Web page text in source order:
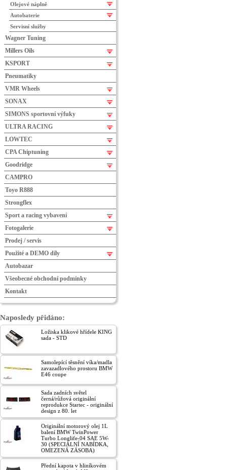
Olejové náplně
Autobaterie
Servisní služby
Wagner Tuning
Millers Oils
KSPORT
Pneumatiky
VMR Wheels
SONAX
SIMONS sportovní výfuky
ULTRA RACING
LOWTEC
CPA Chiptuning
Goodridge
CAMPRO
Toyo R888
Strongflex
Sport a racing vybavení
Fotogalerie
Prodej / servis
Použité a DEMO díly
Autobazar
Všeobecné obchodní podmínky
Kontakt
Naposledy přidáno:
Ložiska klikové hřídele KING
sada - STD
Samolepící těsnění víka/madla
zavazadlového prostoru BMW
E46 coupe
Sada zadních světel
černá/růžová originální
reprodukce Startec - originální
design z 80. let
Originální motorový olej 1L
balení BMW TwinPower
Turbo Longlife-04 SAE 5W-
30 (SPECIÁLNÍ NABÍDKA,
OMEZENÁ ZÁSOBA)
Přední kapota v hliníkovém